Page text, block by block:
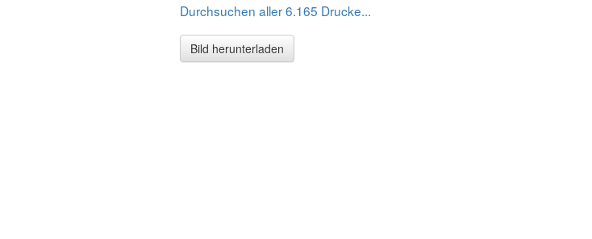
Durchsuchen aller 6.165 Drucke...
Bild herunterladen